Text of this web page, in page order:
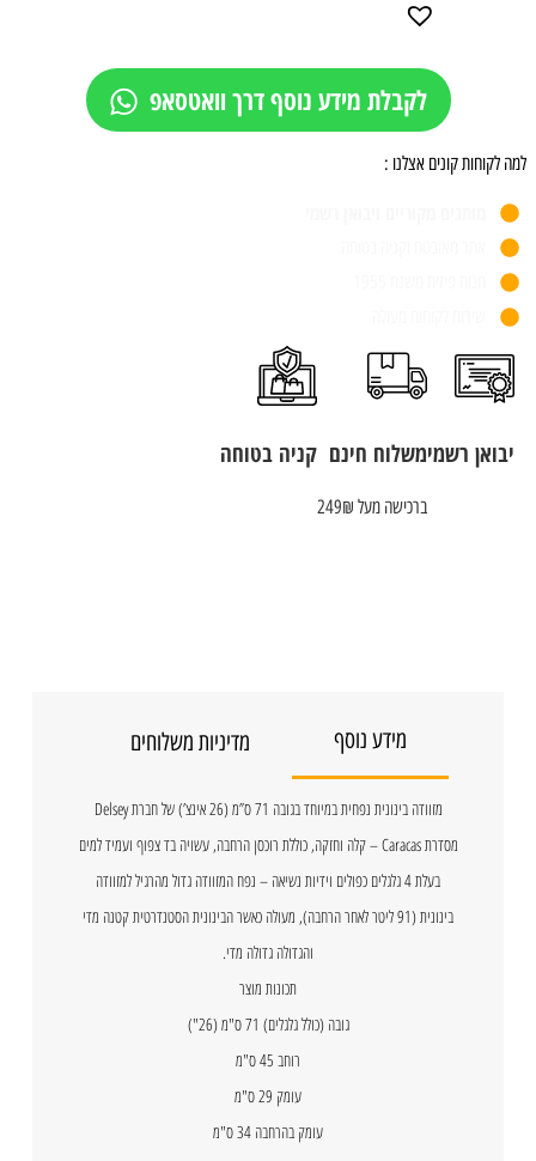
לקבלת מידע נוסף דרך וואטסאפ
למה לקוחות קונים אצלנו :
יבואן רשמימשלוח חינם
ברכישה מעל 249₪
קניה בטוחה
מידע נוסף מדיניות משלוחים
מזוודה בינונית נפחית במיוחד בגובה 71 ס”מ (26 אינצ’) של חברת Delsey
מסדרת Caracas – קלה וחזקה, כוללת רוכסן הרחבה, עשויה בד צפוף ועמיד למים
בעלת 4 גלגלים כפולים וידיות נשיאה – נפח המזוודה גדול מהרגיל למזוודה
בינונית (91 ליטר לאחר הרחבה), מעולה כאשר הבינונית הסטנדרטית קטנה מדי
והגדולה גדולה מדי.
תכונות מוצר
גובה (כולל גלגלים) 71 ס"מ (26")
רוחב 45 ס"מ
עומק 29 ס"מ
עומק בהרחבה 34 ס"מ